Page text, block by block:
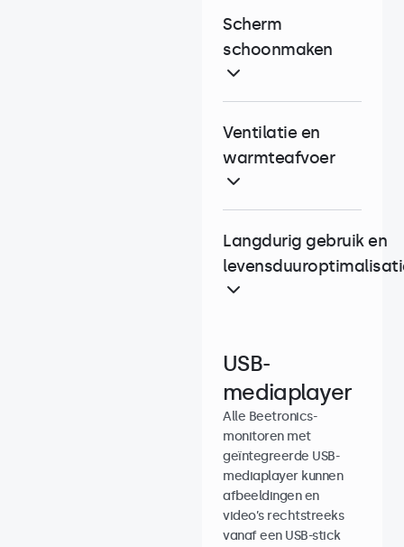
Scherm
schoonmaken
Ventilatie en
warmteafvoer
Langdurig gebruik en
USB-
mediaplayer
Alle Beetronics-
monitoren met
geïntegreerde USB-
mediaplayer kunnen
afbeeldingen en
video’s rechtstreeks
vanaf een USB-stick